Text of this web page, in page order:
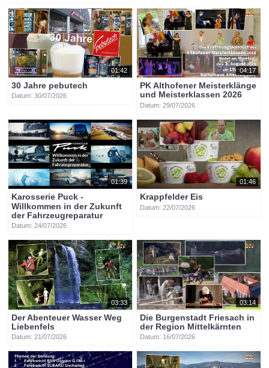
01:42
30 Jahre pebutech
Datum: 30/07/2026
04:17
PK Althofener Meisterklänge
und Meisterklassen 2026
Datum: 29/07/2026
01:39
Karosserie Puck -
Willkommen in der Zukunft
der Fahrzeugreparatur
Datum: 24/07/2026
01:46
Krappfelder Eis
Datum: 22/07/2026
03:33
Der Abenteuer Wasser Weg
Liebenfels
Datum: 21/07/2026
03:14
Die Burgenstadt Friesach in
der Region Mittelkärnten
Datum: 16/07/2026